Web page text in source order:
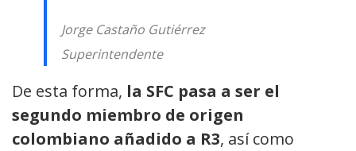
Jorge Castaño Gutiérrez
Superintendente
De esta forma, la SFC pasa a ser el
segundo miembro de origen
colombiano añadido a R3, así como